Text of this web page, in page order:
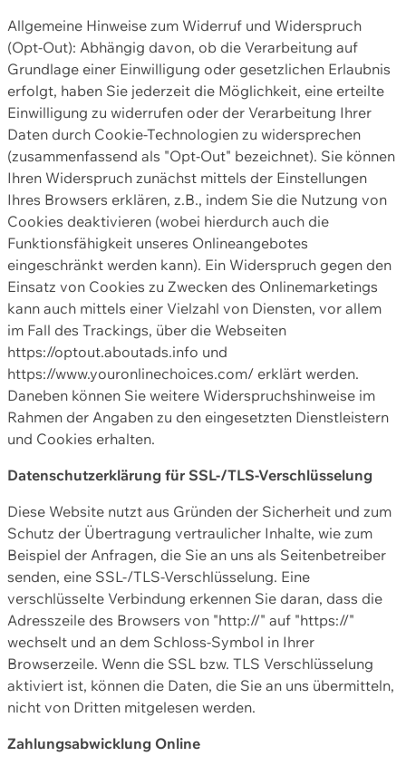
Allgemeine Hinweise zum Widerruf und Widerspruch
(Opt-Out): Abhängig davon, ob die Verarbeitung auf
Grundlage einer Einwilligung oder gesetzlichen Erlaubnis
erfolgt, haben Sie jederzeit die Möglichkeit, eine erteilte
Einwilligung zu widerrufen oder der Verarbeitung Ihrer
Daten durch Cookie-Technologien zu widersprechen
(zusammenfassend als "Opt-Out" bezeichnet). Sie können
Ihren Widerspruch zunächst mittels der Einstellungen
Ihres Browsers erklären, z.B., indem Sie die Nutzung von
Cookies deaktivieren (wobei hierdurch auch die
Funktionsfähigkeit unseres Onlineangebotes
eingeschränkt werden kann). Ein Widerspruch gegen den
Einsatz von Cookies zu Zwecken des Onlinemarketings
kann auch mittels einer Vielzahl von Diensten, vor allem
im Fall des Trackings, über die Webseiten
https://optout.aboutads.info und
https://www.youronlinechoices.com/ erklärt werden.
Daneben können Sie weitere Widerspruchshinweise im
Rahmen der Angaben zu den eingesetzten Dienstleistern
und Cookies erhalten.
Datenschutzerklärung für SSL-/TLS-Verschlüsselung
Diese Website nutzt aus Gründen der Sicherheit und zum
Schutz der Übertragung vertraulicher Inhalte, wie zum
Beispiel der Anfragen, die Sie an uns als Seitenbetreiber
senden, eine SSL-/TLS-Verschlüsselung. Eine
verschlüsselte Verbindung erkennen Sie daran, dass die
Adresszeile des Browsers von "http://" auf "https://"
wechselt und an dem Schloss-Symbol in Ihrer
Browserzeile. Wenn die SSL bzw. TLS Verschlüsselung
aktiviert ist, können die Daten, die Sie an uns übermitteln,
nicht von Dritten mitgelesen werden.
Zahlungsabwicklung Online